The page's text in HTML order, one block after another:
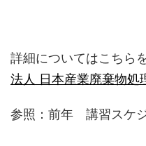
詳細についてはこちら
法人 日本産業廃棄物処
参照：前年 講習スケ